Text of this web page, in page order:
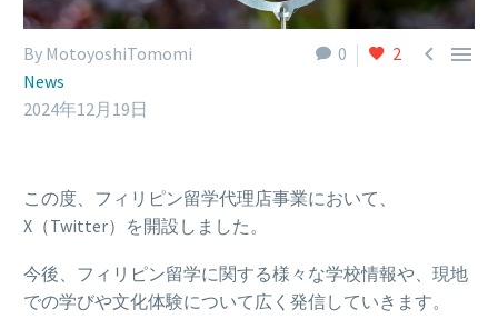
0 2  
By MotoyoshiTomomi
News
2024年12月19日
この度、フィリピン留学代理店事業において、
X（Twitter）を開設しました。
今後、フィリピン留学に関する様々な学校情報や、現地
での学びや文化体験について広く発信していきます。